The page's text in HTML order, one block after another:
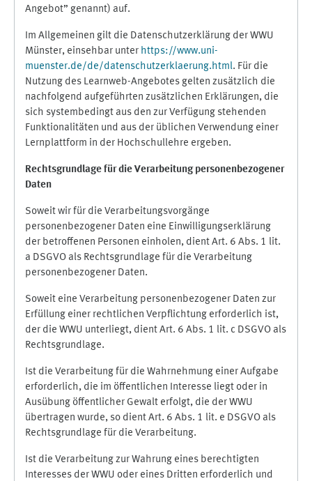
Angebot” genannt) auf.
Im Allgemeinen gilt die Datenschutzerklärung der WWU
Münster, einsehbar unter https://www.uni-
muenster.de/de/datenschutzerklaerung.html. Für die
Nutzung des Learnweb-Angebotes gelten zusätzlich die
nachfolgend aufgeführten zusätzlichen Erklärungen, die
sich systembedingt aus den zur Verfügung stehenden
Funktionalitäten und aus der üblichen Verwendung einer
Lernplattform in der Hochschullehre ergeben.
Rechtsgrundlage für die Verarbeitung personenbezogener
Daten
Soweit wir für die Verarbeitungsvorgänge
personenbezogener Daten eine Einwilligungserklärung
der betroffenen Personen einholen, dient Art. 6 Abs. 1 lit.
a DSGVO als Rechtsgrundlage für die Verarbeitung
personenbezogener Daten.
Soweit eine Verarbeitung personenbezogener Daten zur
Erfüllung einer rechtlichen Verpflichtung erforderlich ist,
der die WWU unterliegt, dient Art. 6 Abs. 1 lit. c DSGVO als
Rechtsgrundlage.
Ist die Verarbeitung für die Wahrnehmung einer Aufgabe
erforderlich, die im öffentlichen Interesse liegt oder in
Ausübung öffentlicher Gewalt erfolgt, die der WWU
übertragen wurde, so dient Art. 6 Abs. 1 lit. e DSGVO als
Rechtsgrundlage für die Verarbeitung.
Ist die Verarbeitung zur Wahrung eines berechtigten
Interesses der WWU oder eines Dritten erforderlich und